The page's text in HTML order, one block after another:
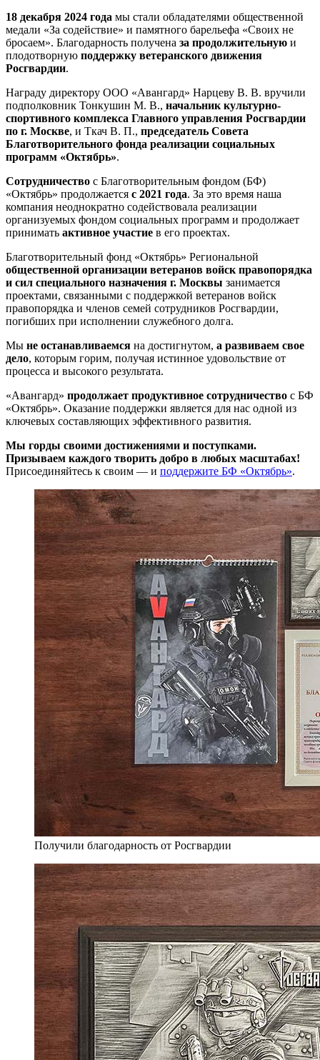
18 декабря 2024 года мы стали обладателями общественной
медали «За содействие» и памятного барельефа «Своих не
бросаем». Благодарность получена за продолжительную и
плодотворную поддержку ветеранского движения
Росгвардии.
Награду директору ООО «Авангард» Нарцеву В. В. вручили
подполковник Тонкушин М. В., начальник культурно-
спортивного комплекса Главного управления Росгвардии
по г. Москве, и Ткач В. П., председатель Совета
Благотворительного фонда реализации социальных
программ «Октябрь».
Сотрудничество с Благотворительным фондом (БФ)
«Октябрь» продолжается с 2021 года. За это время наша
компания неоднократно содействовала реализации
организуемых фондом социальных программ и продолжает
принимать активное участие в его проектах.
Благотворительный фонд «Октябрь» Региональной
общественной организации ветеранов войск правопорядка
и сил специального назначения г. Москвы занимается
проектами, связанными с поддержкой ветеранов войск
правопорядка и членов семей сотрудников Росгвардии,
погибших при исполнении служебного долга.
Мы не останавливаемся на достигнутом, а развиваем свое
дело, которым горим, получая истинное удовольствие от
процесса и высокого результата.
«Авангард» продолжает продуктивное сотрудничество с БФ
«Октябрь». Оказание поддержки является для нас одной из
ключевых составляющих эффективного развития.
Мы горды своими достижениями и поступками.
Призываем каждого творить добро в любых масштабах!
Присоединяйтесь к своим — и поддержите БФ «Октябрь».
Получили благодарность от Росгвардии